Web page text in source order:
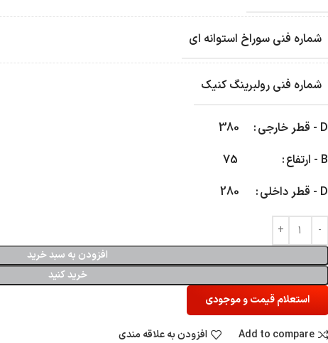
شماره فنی سوراخ استوانه ای
شماره فنی رولبرینگ کنیک
D - قطر خارجی
380
B - ارتفاع
75
D - قطر داخلی
280
افزودن به سبد خرید
خرید کنید
استعلام قیمت و موجودی
Add to compare افزودن به علاقه مندی